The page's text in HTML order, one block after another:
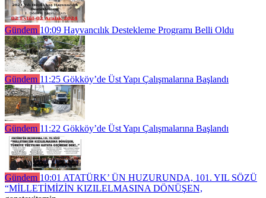
Gündem 10:09 Hayvancılık Destekleme Programı Belli Oldu
Gündem 11:25 Gökköy’de Üst Yapı Çalışmalarına Başlandı
Gündem 11:22 Gökköy’de Üst Yapı Çalışmalarına Başlandı
Gündem 10:01 ATATÜRK’ ÜN HUZURUNDA, 101. YIL SÖZÜ
“MİLLETİMİZİN KIZILELMASINA DÖNÜŞEN,